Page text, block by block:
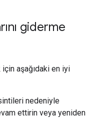
giderme
aşağıdaki en iyi
nedeniyle
ettirin veya yeniden